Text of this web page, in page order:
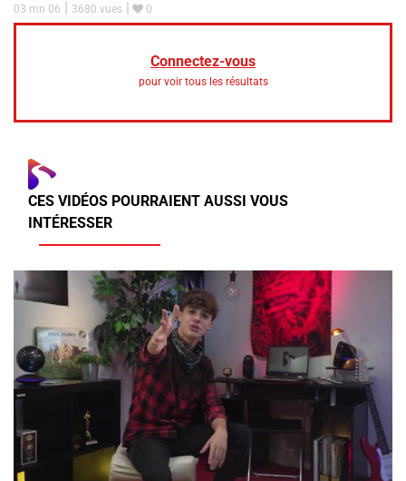
03 mn 06
3680 vues 0
Connectez-vous
pour voir tous les résultats
CES VIDÉOS POURRAIENT AUSSI VOUS
INTÉRESSER